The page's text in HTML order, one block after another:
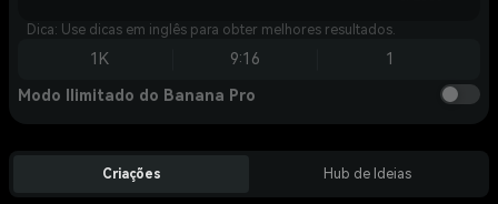
Dica: Use dicas em inglês para obter melhores resultados.
1K 9:16 1
Modo Ilimitado do Banana Pro
Criações Hub de Ideias